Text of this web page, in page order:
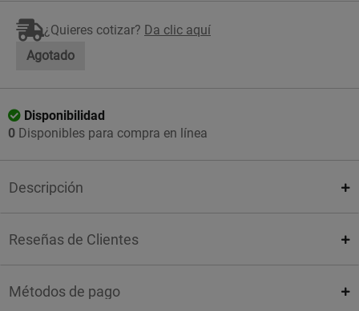
¿Quieres cotizar? Da clic aquí
Agotado
Disponibilidad
0 Disponibles para compra en línea
Descripción
Reseñas de Clientes
Métodos de pago